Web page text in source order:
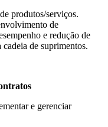
produtos/serviços.
de
e redução de
de suprimentos.
e gerenciar